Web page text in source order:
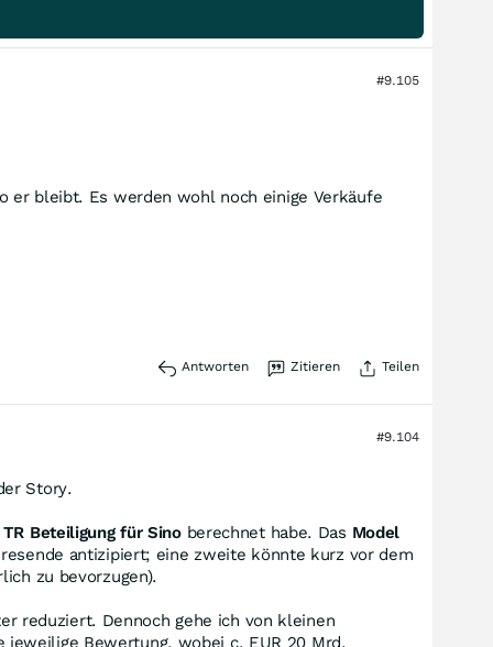
#9.105
er bleibt. Es werden wohl noch einige Verkäufe
Antworten Zitieren Teilen
#9.104
Story.
Beteiligung für Sinoberechnet habe. Das Model
antizipiert; eine zweite könnte kurz vor dem
zu bevorzugen).
reduziert. Dennoch gehe ich von kleinen
Bewertung, wobei c. EUR 20 Mrd.